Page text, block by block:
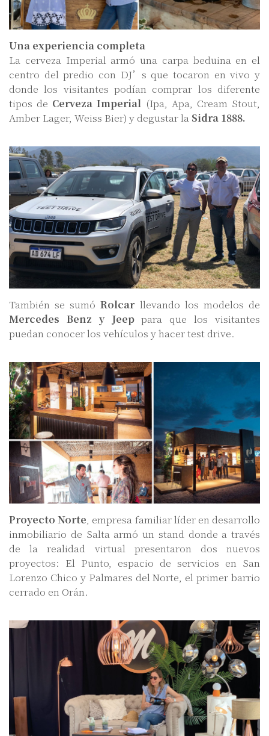
Una experiencia completa
La cerveza Imperial armó una carpa beduina en el
centro del predio con DJ’s que tocaron en vivo y
donde los visitantes podían comprar los diferente
tipos de Cerveza Imperial (Ipa, Apa, Cream Stout,
Amber Lager, Weiss Bier) y degustar la Sidra 1888.
También se sumóRolcarllevando los modelos de
Mercedes Benz y Jeeppara que los visitantes
puedan conocer los vehículos y hacer test drive.
Proyecto Norte, empresa familiar líder en desarrollo
inmobiliario de Salta armó un stand donde a través
de la realidad virtual presentaron dos nuevos
proyectos: El Punto, espacio de servicios en San
Lorenzo Chico y Palmares del Norte, el primer barrio
cerrado en Orán.